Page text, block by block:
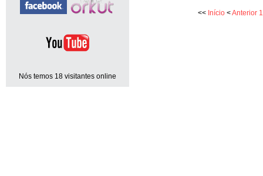
Nós temos 18 visitantes online
<< Início <Anterior 1